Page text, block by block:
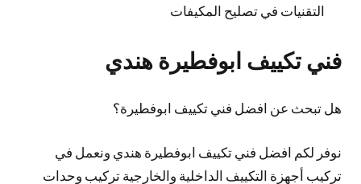
التقنيات في تصليح المكيفات
فني تكييف ابوفطيرة هندي
هل تبحث عن افضل فني تكييف ابوفطيرة؟
نوفر لكم افضل فني تكييف ابوفطيرة هندي ونعمل في
تركيب أجهزة التكييف الداخلية والخارجية تركيب وحدات